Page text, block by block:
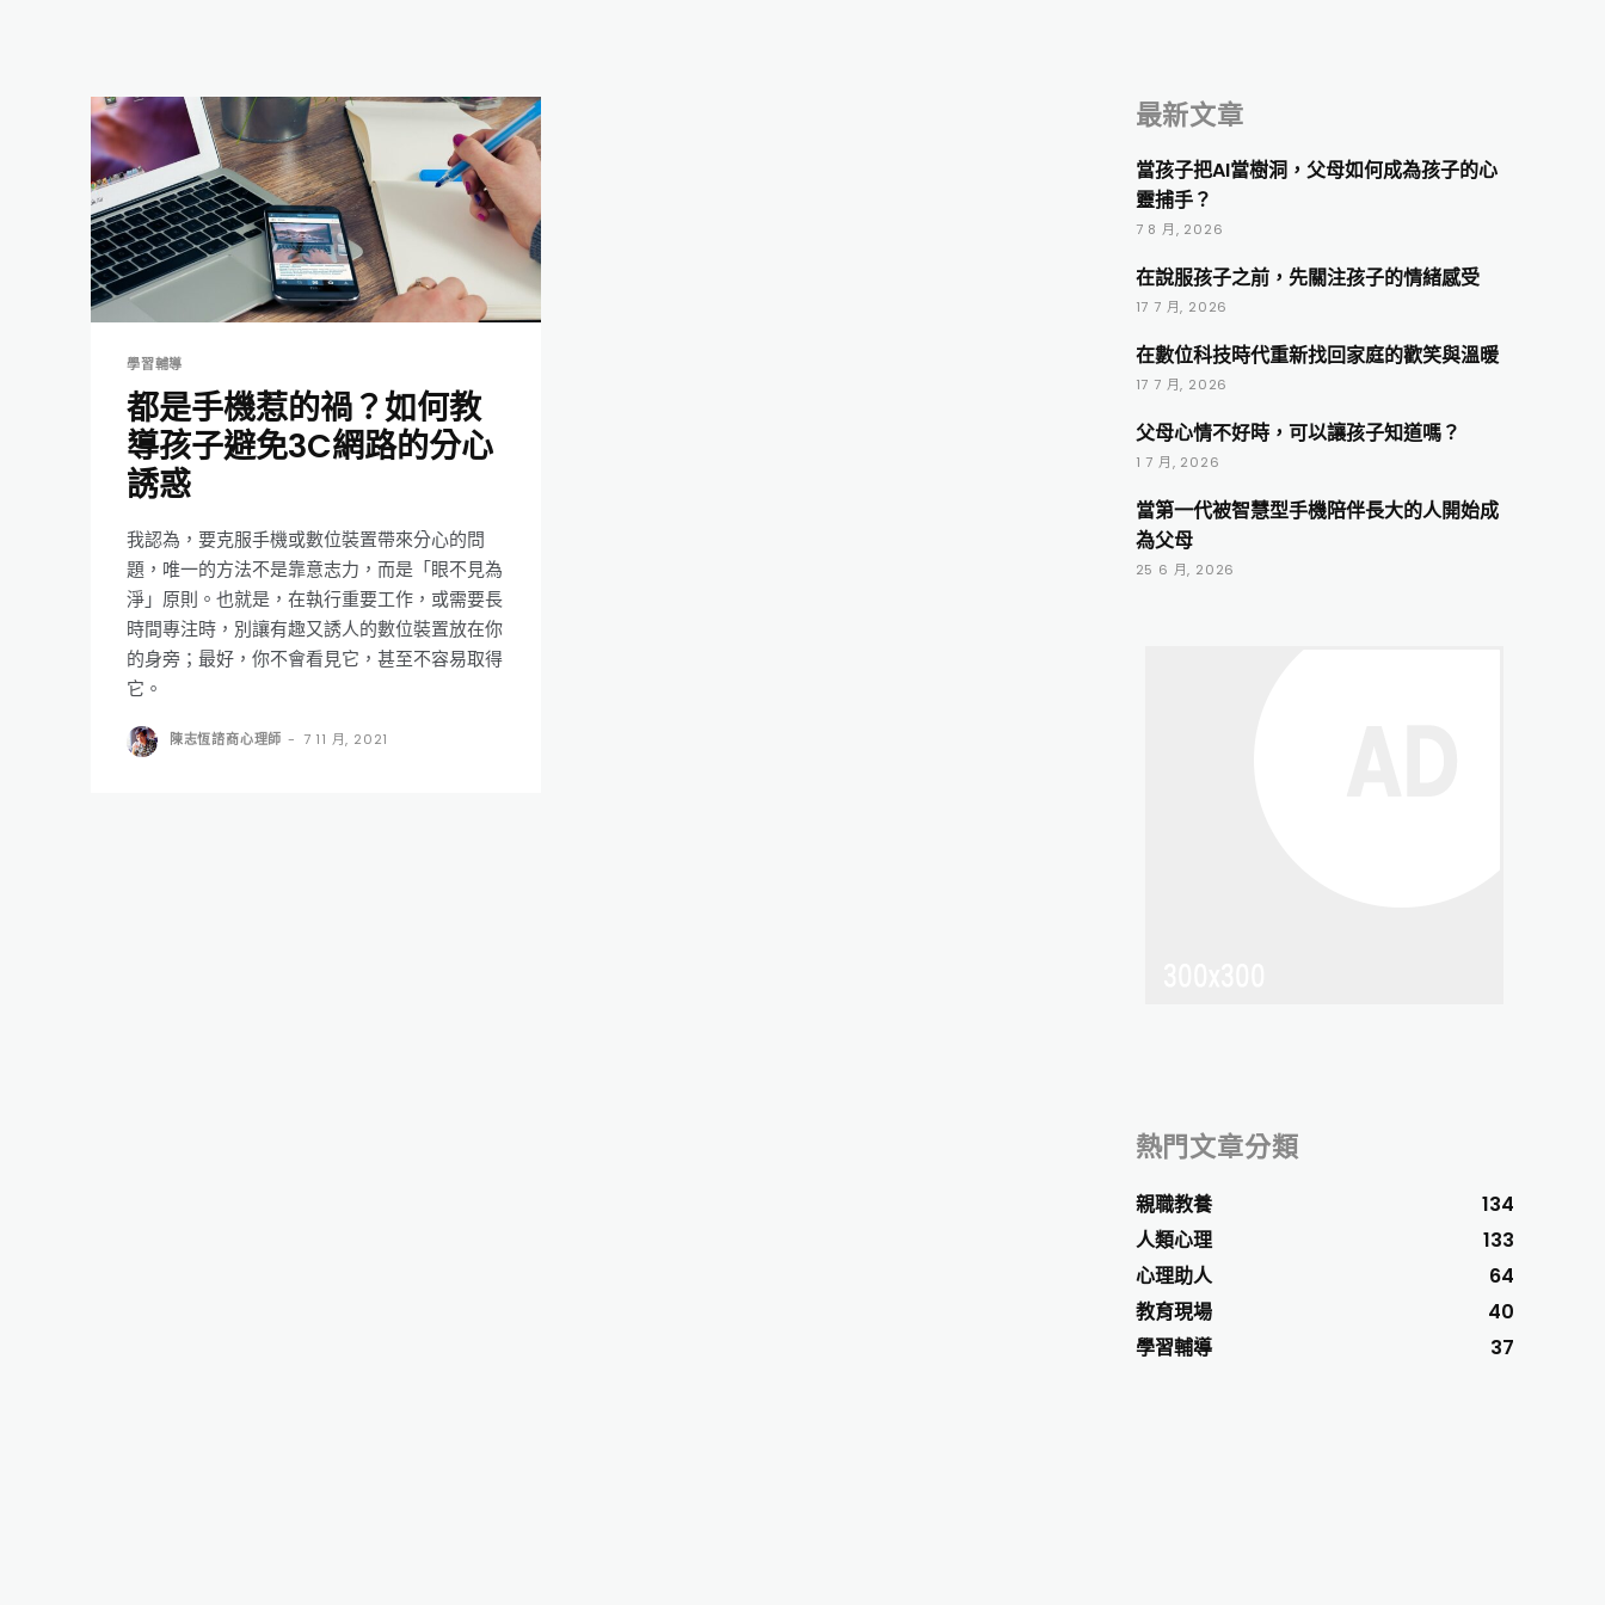
學習輔導
都是手機惹的禍？如何教
導孩子避免3C網路的分心
誘惑
我認為，要克服手機或數位裝置帶來分心的問
題，唯一的方法不是靠意志力，而是「眼不見為
淨」原則。也就是，在執行重要工作，或需要長
時間專注時，別讓有趣又誘人的數位裝置放在你
的身旁；最好，你不會看見它，甚至不容易取得
它。
陳志恆諮商心理師 - 7 11 月, 2021
最新文章
當孩子把AI當樹洞，父母如何成為孩子的心
靈捕手？
7 8 月, 2026
在說服孩子之前，先關注孩子的情緒感受
17 7 月, 2026
在數位科技時代重新找回家庭的歡笑與溫暖
17 7 月, 2026
父母心情不好時，可以讓孩子知道嗎？
1 7 月, 2026
當第一代被智慧型手機陪伴長大的人開始成
為父母
25 6 月, 2026
熱門文章分類
親職教養
134
人類心理
133
心理助人
64
教育現場
40
學習輔導
37